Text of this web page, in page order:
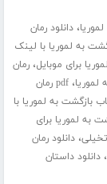
،دانلود رمان
به لموریا با لینک
برای موبایل،رمان
لموریا،
pdf رمان
بازگشت به لموریا با
به لموریا برای
،دانلود رمان
،دانلود داستان